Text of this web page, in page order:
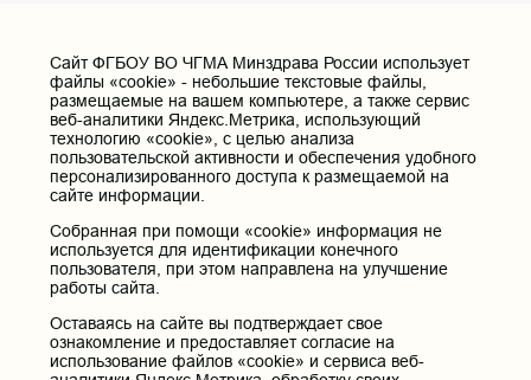
Cайт ФГБОУ ВО ЧГМА Минздрава России использует
файлы «cookie» - небольшие текстовые файлы,
размещаемые на вашем компьютере, а также сервис
веб-аналитики Яндекс.Метрика, использующий
технологию «cookie», с целью анализа
пользовательской активности и обеспечения удобного
персонализированного доступа к размещаемой на
сайте информации.
Собранная при помощи «cookie» информация не
используется для идентификации конечного
пользователя, при этом направлена на улучшение
работы сайта.
Оставаясь на сайте вы подтверждает свое
ознакомление и предоставляет согласие на
использование файлов «cookie» и сервиса веб-